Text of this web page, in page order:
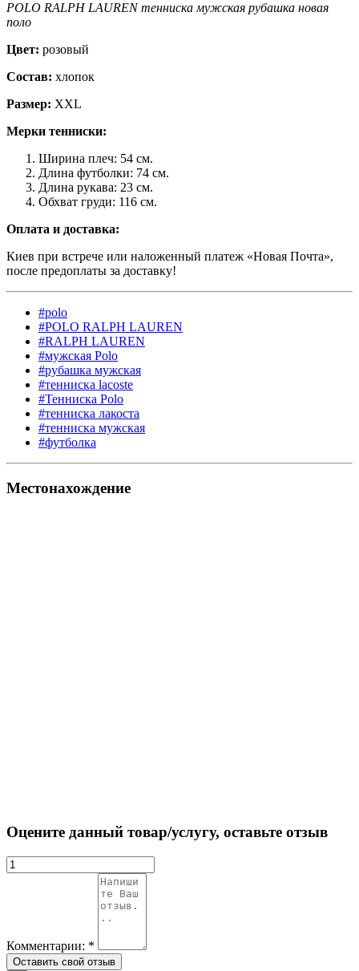
POLO RALPH LAUREN тенниска мужская рубашка новая
поло
Цвет: розовый
Состав: хлопок
Размер: XXL
Мерки тенниски:
Ширина плеч: 54 см.
Длина футболки: 74 см.
Длина рукава: 23 см.
Обхват груди: 116 см.
Оплата и доставка:
Киев при встрече или наложенный платеж «Новая Почта»,
после предоплаты за доставку!
#polo
#POLO RALPH LAUREN
#RALPH LAUREN
#мужская Polo
#рубашка мужская
#тенниска lacoste
#Тенниска Polo
#тенниска лакоста
#тенниска мужская
#футболка
Местонахождение
Оцените данный товар/услугу, оставьте отзыв
Комментарии: *